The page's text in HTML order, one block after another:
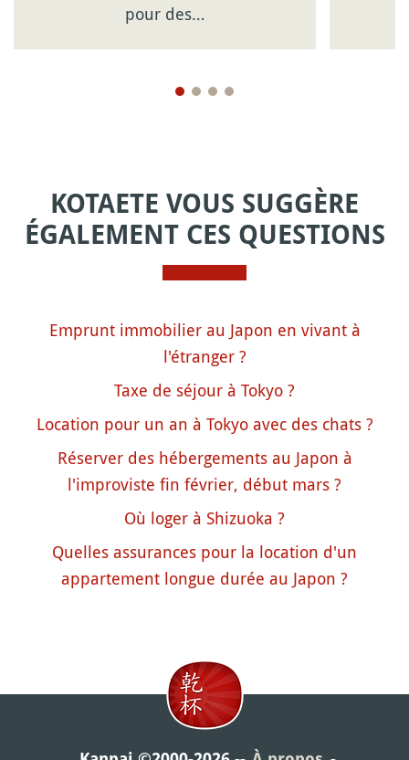
pour des…
KOTAETE VOUS SUGGÈRE
ÉGALEMENT CES QUESTIONS
Emprunt immobilier au Japon en vivant à
l'étranger ?
Taxe de séjour à Tokyo ?
Location pour un an à Tokyo avec des chats ?
Réserver des hébergements au Japon à
l'improviste fin février, début mars ?
Où loger à Shizuoka ?
Quelles assurances pour la location d'un
appartement longue durée au Japon ?